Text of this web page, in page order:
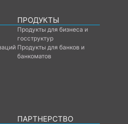
ПРОДУКТЫ
Продукты для бизнеса и
госструктур
Продукты для банков и
банкоматов
ПАРТНЕРСТВО